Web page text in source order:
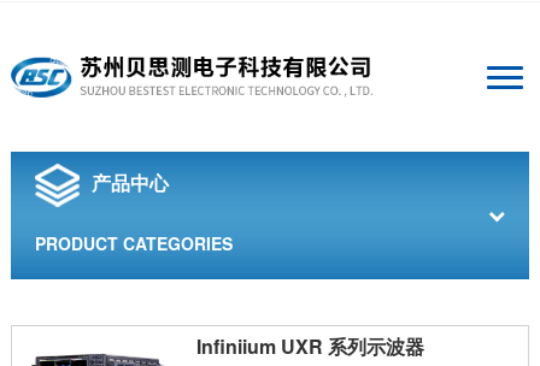
产品中心
PRODUCT CATEGORIES
Infiniium UXR 系列示波器